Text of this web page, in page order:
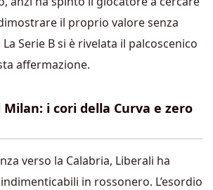
il proprio valore senza
Serie B si è rivelata il palcoscenico
affermazione.
Milan: i cori della Curva e zero
verso la Calabria, Liberali ha
in rossonero. L’esordio